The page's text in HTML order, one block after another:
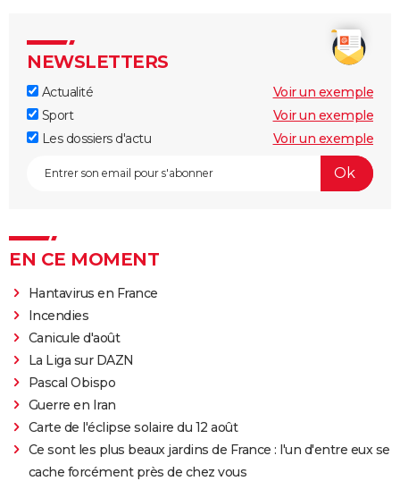
NEWSLETTERS
Actualité
Voir un exemple
Sport
Voir un exemple
Les dossiers d'actu
Voir un exemple
EN CE MOMENT
Hantavirus en France
Incendies
Canicule d'août
La Liga sur DAZN
Pascal Obispo
Guerre en Iran
Carte de l'éclipse solaire du 12 août
Ce sont les plus beaux jardins de France : l'un d'entre eux se
cache forcément près de chez vous